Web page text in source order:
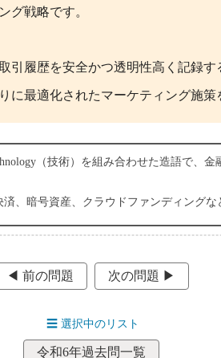
グ戦略です。
引履歴を安全かつ透明性高く記録す
に最適化されたマーケティング施策
（技術）を組み合わせた造語で、
、暗号資産、クラウドファンディングな
◀︎ 前の問題 次の問題 ▶︎
☰ 選択中のリスト
令和6年過去問一覧